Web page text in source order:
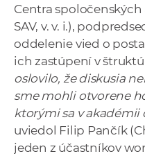
Centra
SAV, v. v. i.),
oddelenie vied o
ich zastúpení v
oslovilo, že diskusia
sme mohli otvorene
ktorými sa v akadémii
uviedol Filip Pančík
jeden z účastníkov